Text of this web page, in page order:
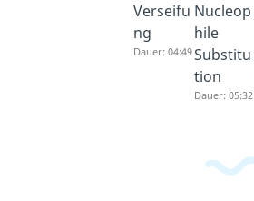
Verseifu
ng
Dauer: 04:49
Nucleop
hile
Substitu
tion
Dauer: 05:32